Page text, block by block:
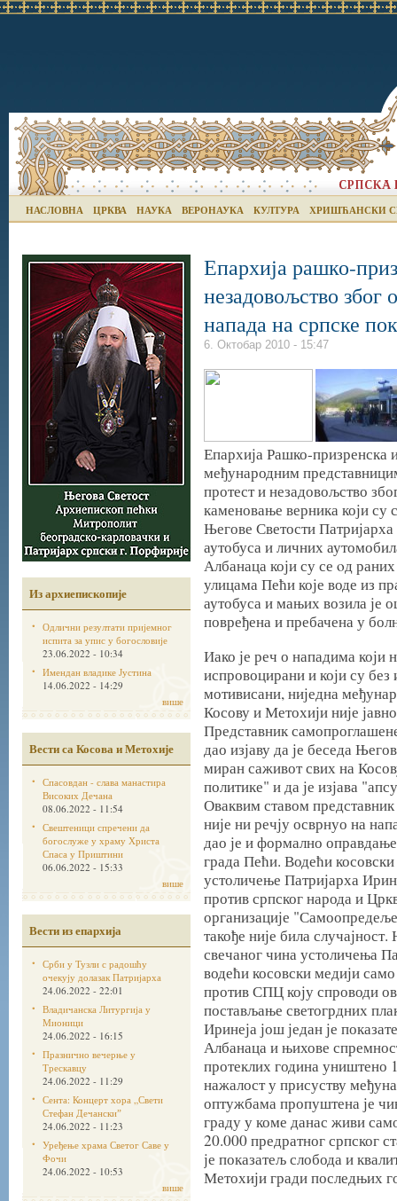
НАСЛОВНА ЦРКВА НАУКА ВЕРОНАУКА КУЛТУРА ХРИШЋАНСКИ
Из архиепископије
Одлични резултати пријемног
испита за упис у богословије
23.06.2022 - 10:34
Имендан владике Јустина
14.06.2022 - 14:29
више
Вести са Косова и Метохије
Спасовдан - слава манастира
Високих Дечана
08.06.2022 - 11:54
Свештеници спречени да
богослуже у храму Христа
Спаса у Приштини
06.06.2022 - 15:33
више
Вести из епархија
Срби у Тузли с радошћу
очекују долазак Патријарха
24.06.2022 - 22:01
Владичанска Литургија у
Мионици
24.06.2022 - 16:15
Празнично вечерње у
Трескавцу
24.06.2022 - 11:29
Сента: Концерт хора „Свети
Стефан Дечанскиˮ
24.06.2022 - 11:23
Уређење храма Светог Саве у
Фочи
24.06.2022 - 10:53
више
Епархија рашко-
незадовољство због
напада на српске
6. Октобар 2010 - 15:47
Епархија Рашко-призренска
међународним
протест и незадовољство
каменовање верника који су
Његове Светости
аутобуса и личних
Албанаца који су се oд
улицама Пећи које воде из
аутобуса и мањих возила је
повређена и пребачена у
Иако је реч о нападима који
испровоцирани и који су
мотивисани, ниједна
Косову и Метохији није
Представник
дао изјаву да је беседа
миран саживот свих на
политике" и да је изјава
Оваквим ставом
није ни речју осврнуо на
дао је и формално
града Пећи. Водећи
устоличење Патријарха
против српског народа и
организације
такође није била
свечаног чина устоличења
водећи косовски медији
против СПЦ коју спроводи
постављање светогрдних
Иринеја још један је
Албанаца и њихове
протеклих година уништено
нажалост у присуству
оптужбама пропуштена је
граду у коме данас живи
20.000 предратног српског
је показатељ слобода и
Метохији гради последњих